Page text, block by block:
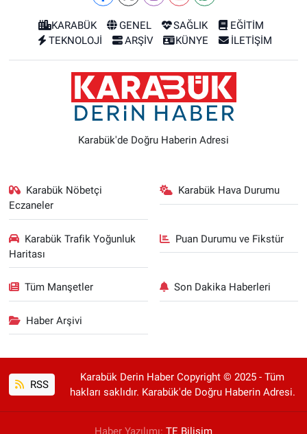
KARABÜK GENEL SAĞLIK
EĞİTİM
TEKNOLOJİ
ARŞİV KÜNYE İLETİŞİM
Karabük'de Doğru Haberin Adresi
Karabük Nöbetçi
Eczaneler
Karabük Hava Durumu
Karabük Trafik Yoğunluk
Haritası
Puan Durumu ve Fikstür
Tüm Manşetler Son Dakika Haberleri
Haber Arşivi
RSS
Karabük Derin Haber Copyright © 2025 - Tüm
hakları saklıdır. Karabük'de Doğru Haberin Adresi.
Haber Yazılımı: TE Bilişim